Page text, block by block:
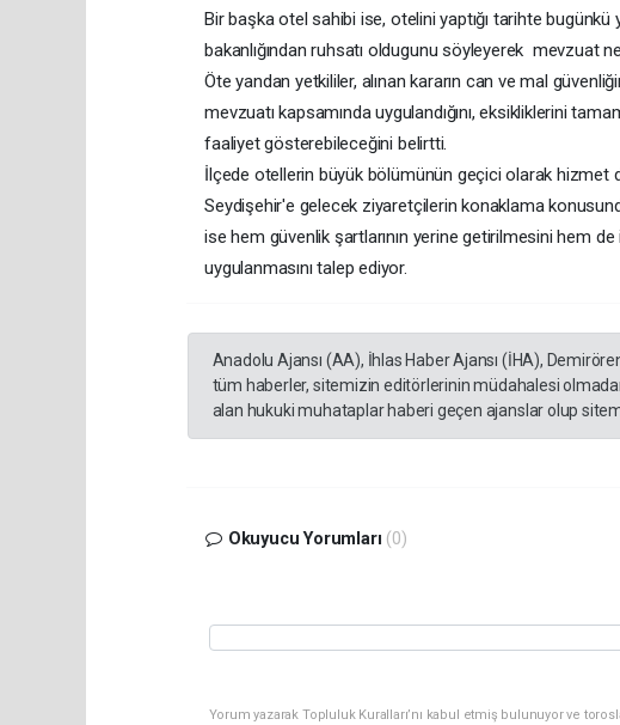
Bir başka otel sahibi ise, otelini yaptığı tarihte
bakanlığından ruhsatı oldugunu söyleyerek mevzuat
Öte yandan yetkililer, alınan kararın can ve mal
mevzuatı kapsamında uygulandığını, eksikliklerini
faaliyet gösterebileceğini belirtti.
İlçede otellerin büyük bölümünün geçici olarak hizmet
Seydişehir'e gelecek ziyaretçilerin konaklama
ise hem güvenlik şartlarının yerine getirilmesini hem
uygulanmasını talep ediyor.
Anadolu Ajansı (AA), İhlas Haber Ajansı (İHA),
tüm haberler, sitemizin editörlerinin müdahalesi
alan hukuki muhataplar haberi geçen ajanslar olup
Okuyucu Yorumları (0)
Yorum yazarak Topluluk Kuralları’nı kabul etmiş bulunuyor ve